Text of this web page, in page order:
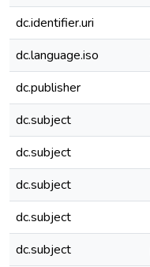
dc.identifier.uri
dc.language.iso
dc.publisher
dc.subject
dc.subject
dc.subject
dc.subject
dc.subject